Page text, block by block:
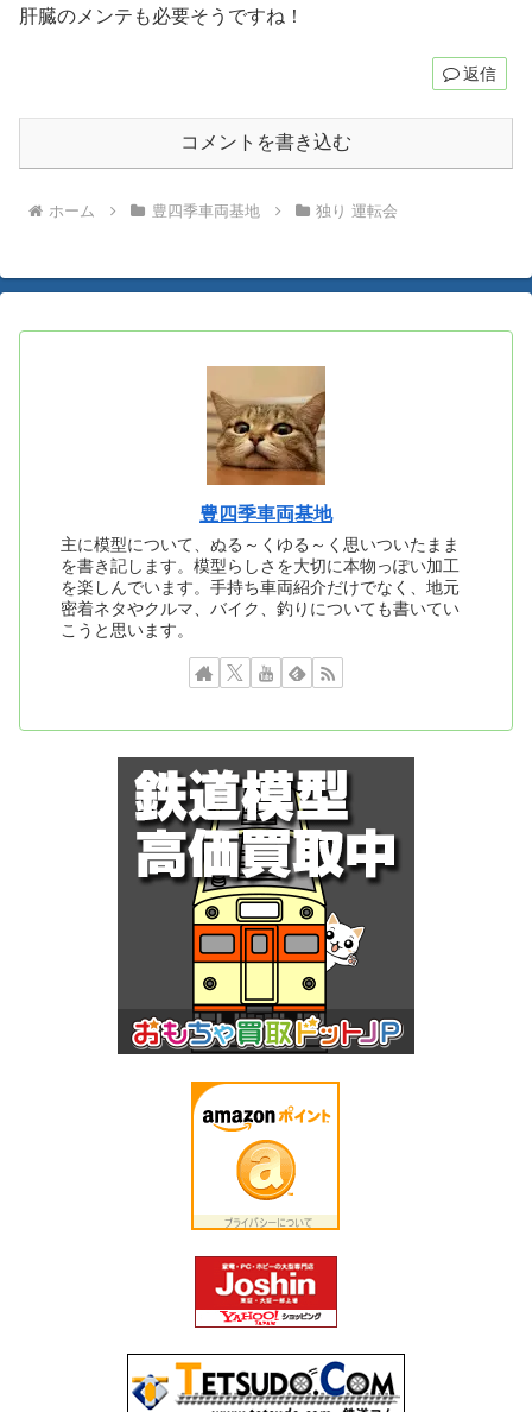
肝臓のメンテも必要そうですね！
返信
コメントを書き込む
ホーム 豊四季車両基地 独り 運転会
豊四季車両基地
主に模型について、ぬる～くゆる～く思いついたまま
を書き記します。模型らしさを大切に本物っぽい加工
を楽しんでいます。手持ち車両紹介だけでなく、地元
密着ネタやクルマ、バイク、釣りについても書いてい
こうと思います。